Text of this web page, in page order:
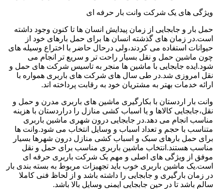
ویژگی های یک شرکت وانت بار حرفه ای
حمل بار و جابجایی از زمان پیدایش انسان ها تا کنون وجود داشته
است.در زمان های گذشته انسان ها برای حمل بارهای خود از
حیوانات استفاده می کردند،ولی درحال حاضر با اختراع وسیله های
چون ماشین حمل و نقل بسیار راحت تر و سریع تر انجام می
شود.ایده جابجایی با ماشین ها منجر به تاسیس شرکت های حمل و
نقل امروزی شد.در طی سال های شرکت های باربری همواره با
ارائه خدمات بهتر به مشتریان خود به رقابت پرداخته اند.
وانت بار اردستان با بکارگیری ماشین های باربری مدرن و حمل و
نقل،جابجایی کالاها و یا اسباب کشی منازل را دراردستان با هزینه
مناسب انجام می دهد.در جابجایی درون شهری ماشین باربری
متناسب با حجم و تعداد اسباب و وسایل انتخاب می شود.وانت ها
برای حمل بارهای سبک و اسباب کشی منازل درون شهرها بسیار
مناسب هستند.انتخاب ماشین باربری مناسب برای حمل و نقل
موفق از ویژگی های اصلی و مهم یک شرکت باربری حرفه ای
است.یک ماشین باربری خوب باید تجهیزات مربوط به بسته بندی بار
در زمان بارگیری و جابجایی را داشته باشد و از لحاظ فنی کاملا
سالم باشد تا در حین جابجایی ایمنی وسایل بالا باشد.